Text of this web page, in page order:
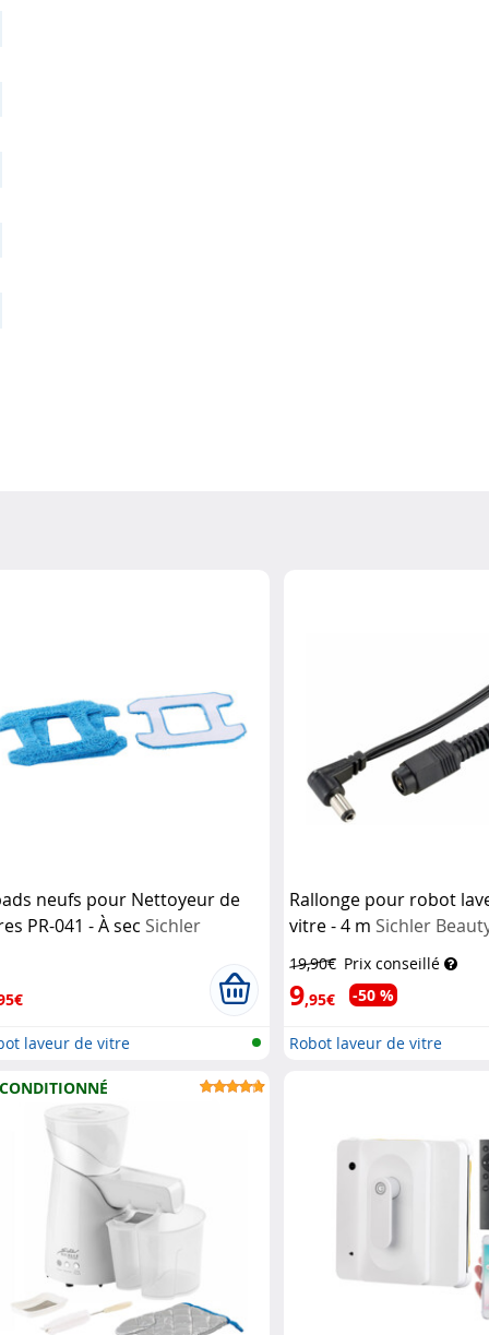
neufs pour Nettoyeur de
PR-041 - À sec Sichler
laveur de vitre
Rallonge pour robot
vitre - 4 m Sichler
19,90€ Prix conseillé
9,95€ -50 %
Robot laveur de vitre